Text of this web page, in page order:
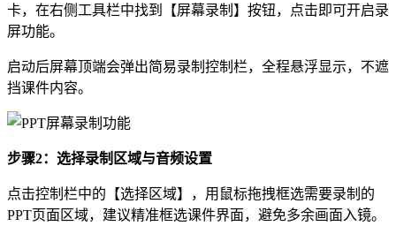
卡，在右侧工具栏中找到【屏幕录制】按钮，点击即可开启录
屏功能。
启动后屏幕顶端会弹出简易录制控制栏，全程悬浮显示，不遮
挡课件内容。
步骤2：选择录制区域与音频设置
点击控制栏中的【选择区域】，用鼠标拖拽框选需要录制的
PPT页面区域，建议精准框选课件界面，避免多余画面入镜。